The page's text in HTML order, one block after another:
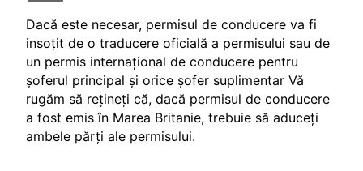
Dacă este necesar, permisul de conducere va fi
insoțit de o traducere oficială a permisului sau de
un permis internațional de conducere pentru
șoferul principal și orice șofer suplimentar Vă
rugăm să rețineți că, dacă permisul de conducere
a fost emis în Marea Britanie, trebuie să aduceți
ambele părți ale permisului.